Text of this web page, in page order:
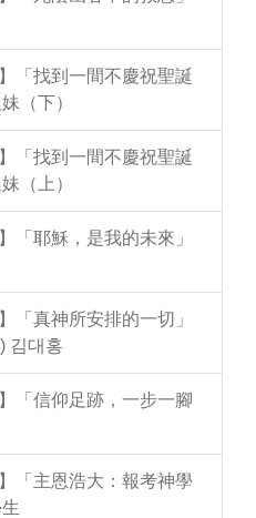
「找到一間不慶祝聖誕
（下）
「找到一間不慶祝聖誕
（上）
「耶穌，是我的未來」
「真神所安排的一切」
김대홍
「信仰足跡，一步一腳
「主恩浩大：報考神學